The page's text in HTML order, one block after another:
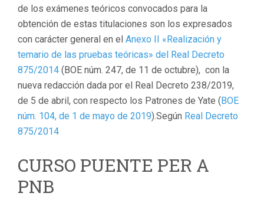
de los exámenes teóricos convocados para la
obtención de estas titulaciones son los expresados
con carácter general en el Anexo II «Realización y
temario de las pruebas teóricas» del Real Decreto
875/2014 (BOE núm. 247, de 11 de octubre), con la
nueva redacción dada por el Real Decreto 238/2019,
de 5 de abril, con respecto los Patrones de Yate (BOE
núm. 104, de 1 de mayo de 2019).Según Real Decreto
875/2014
CURSO PUENTE PER A
PNB